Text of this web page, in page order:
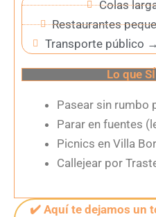
Colas
Restaurantes
Transporte público
Lo que
Pasear sin rumbo
Parar en fuentes
Picnics en Villa
Callejear por
✔️ Aquí te dejamos un